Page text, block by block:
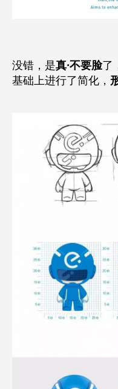
没错，是真·不要脸了
基础上进行了简化，